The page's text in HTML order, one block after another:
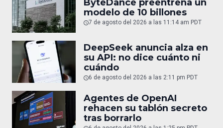
ByteDance preentrena un
modelo de 10 billones
7 de agosto del 2026 a las 11:14 am PDT
DeepSeek anuncia alza en
su API: no dice cuánto ni
cuándo
6 de agosto del 2026 a las 2:11 pm PDT
Agentes de OpenAI
rehacen su tablón secreto
tras borrarlo